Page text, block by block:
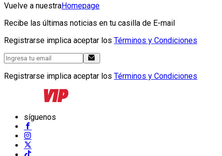
Vuelve a nuestraHomepage
Recibe las últimas noticias en tu casilla de E-mail
Registrarse implica aceptar los Términos y Condiciones
Registrarse implica aceptar los Términos y Condiciones
síguenos